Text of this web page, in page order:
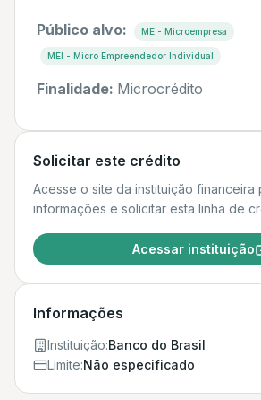
Público alvo: ME - Microempresa
MEI - Micro Empreendedor Individual
Finalidade: Microcrédito
Solicitar este crédito
Acesse o site da instituição financeira
informações e solicitar esta linha de
Acessar instituição
Informações
Instituição:Banco do Brasil
Limite:Não especificado